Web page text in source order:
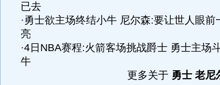
已去
·勇士欲主场终结小牛 尼尔森:要让世人眼前
亮
·4日NBA赛程:火箭客场挑战爵士 勇士主场
牛
更多关于 勇士 老尼